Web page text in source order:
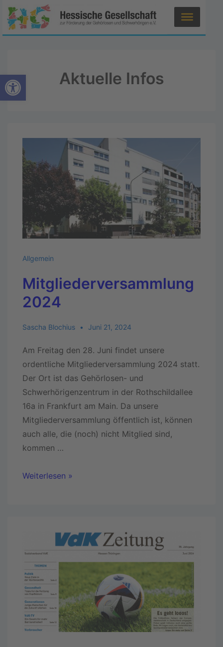
Werkzeugleiste öffnen
Aktuelle Infos
Allgemein
Mitgliederversammlung
2024
Sascha Blochius Juni 21, 2024
Am Freitag den 28. Juni findet unsere
ordentliche Mitgliederversammlung 2024 statt.
Der Ort ist das Gehörlosen- und
Schwerhörigenzentrum in der Rothschildallee
16a in Frankfurt am Main. Da unsere
Mitgliederversammlung öffentlich ist, können
auch alle, die (noch) nicht Mitglied sind,
kommen …
Weiterlesen »